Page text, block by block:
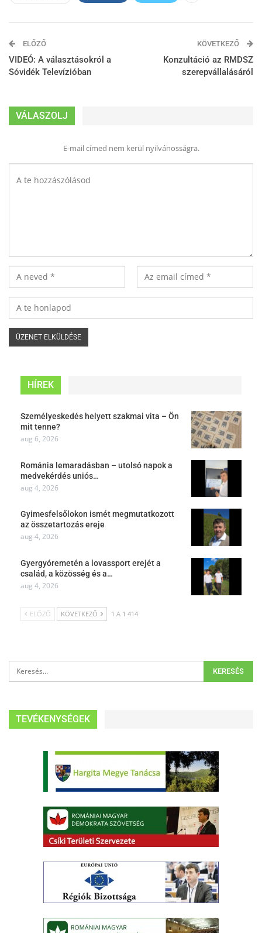
ELŐZŐ
VIDEÓ: A választásokról a
Sóvidék Televízióban
KÖVETKEZŐ
Konzultáció az RMDSZ
szerepvállalásáról
VÁLASZOLJ
E-mail címed nem kerül nyilvánosságra.
HÍREK
Személyeskedés helyett szakmai vita – Ön
mit tenne?
aug 6, 2026
Románia lemaradásban – utolsó napok a
medvekérdés uniós…
aug 4, 2026
Gyimesfelsőlokon ismét megmutatkozott
az összetartozás ereje
aug 4, 2026
Gyergyóremetén a lovassport erejét a
család, a közösség és a…
aug 4, 2026
ELŐZŐ KÖVETKEZŐ 1 A 1 414
TEVÉKENYSÉGEK